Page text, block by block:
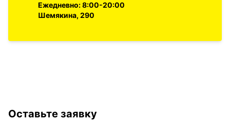
Ежедневно: 8:00-20:00
Шемякина, 290
Оставьте заявку